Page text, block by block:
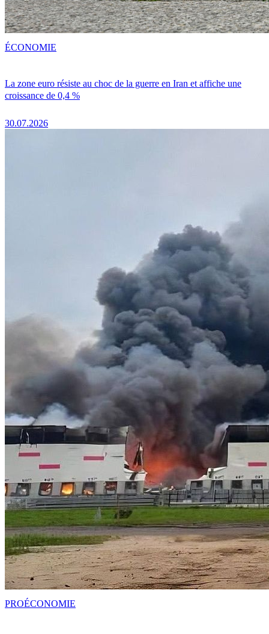
La zone euro résiste au choc de la guerre en Iran et affiche une
croissance de 0,4 %
30.07.2026
ÉCONOMIE
PROÉCONOMIE